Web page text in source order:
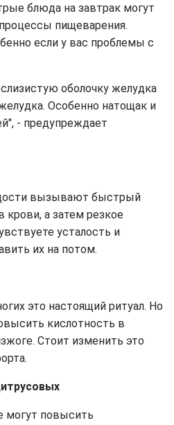
блюда на завтрак могут
пищеварения.
если у вас проблемы с
оболочку желудка
Особенно натощак и
- предупреждает
вызывают быстрый
крови, а затем резкое
усталость и
их на потом.
это настоящий ритуал. Но
кислотность в
Стоит изменить это
могут повысить